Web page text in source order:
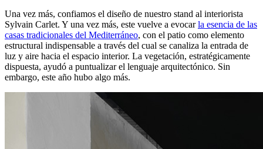
Una vez más, confiamos el diseño de nuestro stand al interiorista
Sylvain Carlet. Y una vez más, este vuelve a evocarla esencia de las
casas tradicionales del Mediterráneo, con el patio como elemento
estructural indispensable a través del cual se canaliza la entrada de
luz y aire hacia el espacio interior. La vegetación, estratégicamente
dispuesta, ayudó a puntualizar el lenguaje arquitectónico. Sin
embargo, este año hubo algo más.